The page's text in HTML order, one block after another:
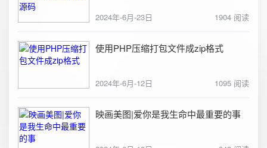
2024年-6月-23日 1904 阅读
使用PHP压缩打包文件成zip格式
2024年-6月-12日 1095 阅读
映画美图|爱你是我生命中最重要的事